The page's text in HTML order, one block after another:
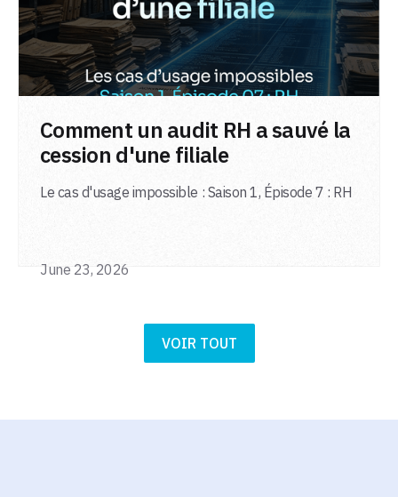
VOIR TOUT
Comment un audit RH a sauvé la
cession d'une filiale
Le cas d'usage impossible : Saison 1, Épisode 7 : RH
June 23, 2026